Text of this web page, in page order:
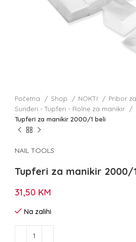
Početna Shop NOKTI
Pribor
Sunđeri - Tupferi - Rolne za manikir
Tupferi za manikir 2000/1 beli
NAIL TOOLS
Tupferi za manikir 2000/
31,50 KM
Na zalihi